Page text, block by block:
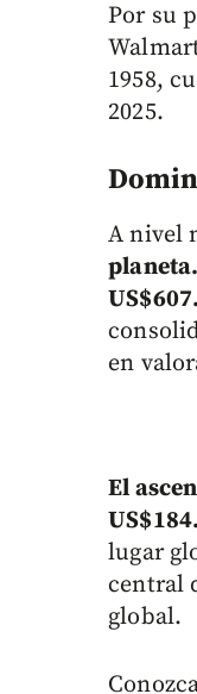
Por su
1958,
2025.
A nivel
en
El
lugar
central
global.